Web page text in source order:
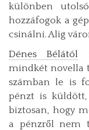
különben
hozzáfogok a
csinálni. Alig
Dénes Bélától
mindkét novella
számban le is
pénzt is
biztosan, hogy
a pénzről nem